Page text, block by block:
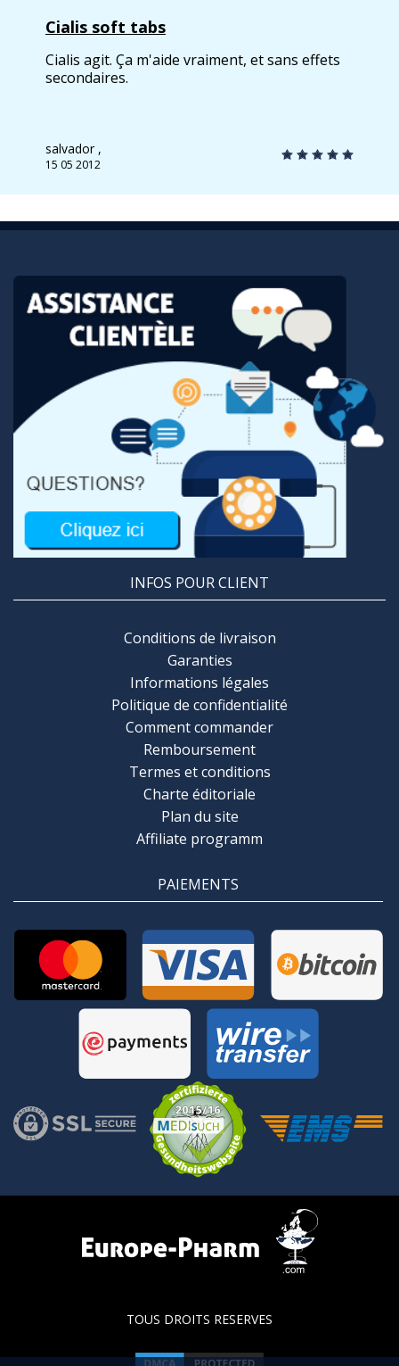
conseillé ce médoc magique. Je suis tellement
gêné par l'incertitude et les peurs.
Cialis soft tabs
Cialis agit. Ça m'aide vraiment, et sans effets
secondaires.
salvador ,
15 05 2012
INFOS POUR CLIENT
Conditions de livraison
Garanties
Informations légales
Politique de confidentialité
Comment commander
Remboursement
Termes et conditions
Charte éditoriale
Plan du site
Affiliate programm
PAIEMENTS
TOUS DROITS RESERVES